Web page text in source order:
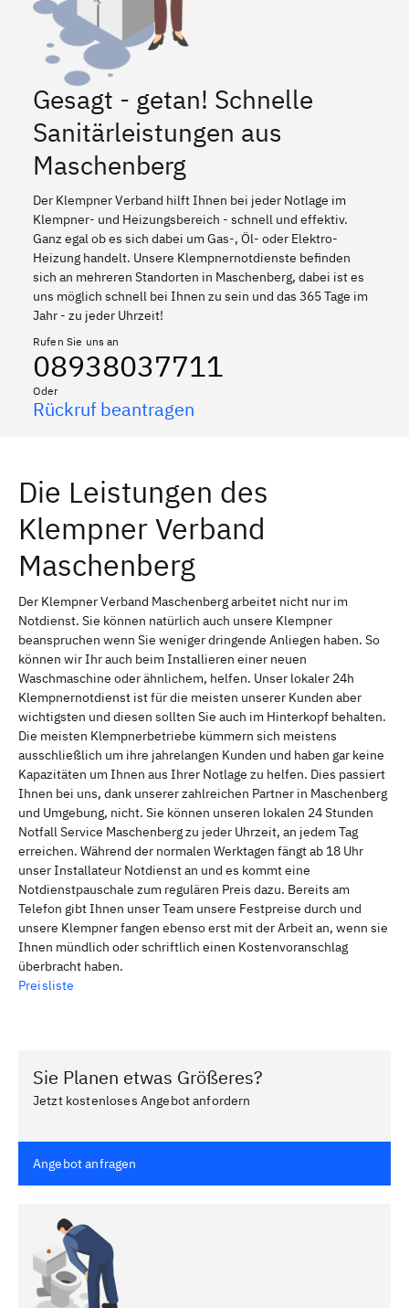
Gesagt - getan! Schnelle
Sanitärleistungen aus
Maschenberg
Der Klempner Verband hilft Ihnen bei jeder Notlage im
Klempner- und Heizungsbereich - schnell und effektiv.
Ganz egal ob es sich dabei um Gas-, Öl- oder Elektro-
Heizung handelt. Unsere Klempnernotdienste befinden
sich an mehreren Standorten in Maschenberg, dabei ist es
uns möglich schnell bei Ihnen zu sein und das 365 Tage im
Jahr - zu jeder Uhrzeit!
Rufen Sie uns an
08938037711
Oder
Rückruf beantragen
Die Leistungen des
Klempner Verband
Maschenberg
Der Klempner Verband Maschenberg arbeitet nicht nur im
Notdienst. Sie können natürlich auch unsere Klempner
beanspruchen wenn Sie weniger dringende Anliegen haben. So
können wir Ihr auch beim Installieren einer neuen
Waschmaschine oder ähnlichem, helfen. Unser lokaler 24h
Klempnernotdienst ist für die meisten unserer Kunden aber
wichtigsten und diesen sollten Sie auch im Hinterkopf behalten.
Die meisten Klempnerbetriebe kümmern sich meistens
ausschließlich um ihre jahrelangen Kunden und haben gar keine
Kapazitäten um Ihnen aus Ihrer Notlage zu helfen. Dies passiert
Ihnen bei uns, dank unserer zahlreichen Partner in Maschenberg
und Umgebung, nicht. Sie können unseren lokalen 24 Stunden
Notfall Service Maschenberg zu jeder Uhrzeit, an jedem Tag
erreichen. Während der normalen Werktagen fängt ab 18 Uhr
unser Installateur Notdienst an und es kommt eine
Notdienstpauschale zum regulären Preis dazu. Bereits am
Telefon gibt Ihnen unser Team unsere Festpreise durch und
unsere Klempner fangen ebenso erst mit der Arbeit an, wenn sie
Ihnen mündlich oder schriftlich einen Kostenvoranschlag
überbracht haben.
Preisliste
Sie Planen etwas Größeres?
Jetzt kostenloses Angebot anfordern
Angebot anfragen